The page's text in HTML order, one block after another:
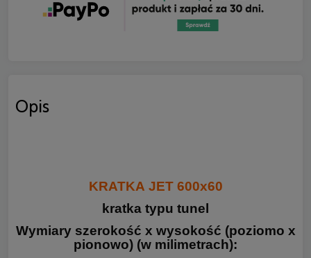
Opis
KRATKA JET 600x60
kratka typu tunel
Wymiary szerokość x wysokość (poziomo x
pionowo) (w milimetrach):